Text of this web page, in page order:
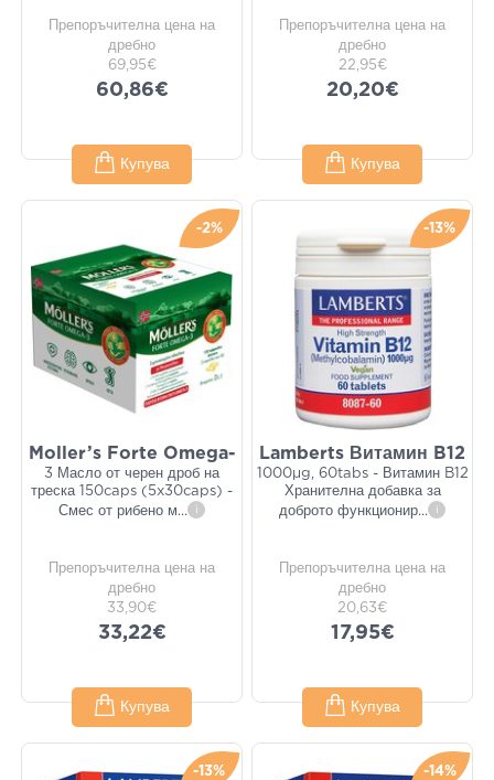
Препоръчителна цена на
дребно
69,95€
60,86€
Купува
Препоръчителна цена на
дребно
22,95€
20,20€
Купува
-2%
Moller’s Forte Omega-
3 Масло от черен дроб на
треска 150caps (5x30caps) -
Смес от рибено м... i
Препоръчителна цена на
дребно
33,90€
33,22€
Купува
-13%
Lamberts Витамин B12
1000μg, 60tabs - Витамин B12
Хранителна добавка за
доброто функционир... i
Препоръчителна цена на
дребно
20,63€
17,95€
Купува
-13% -14%